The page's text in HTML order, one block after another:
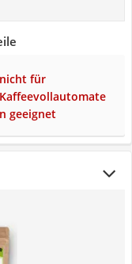
nicht für
Kaffeevollautomate
n geeignet